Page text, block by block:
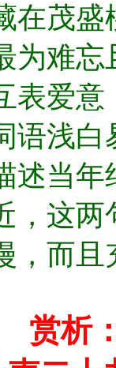
在茂
为难
表爱
语浅
述当
，这
，而
赏析